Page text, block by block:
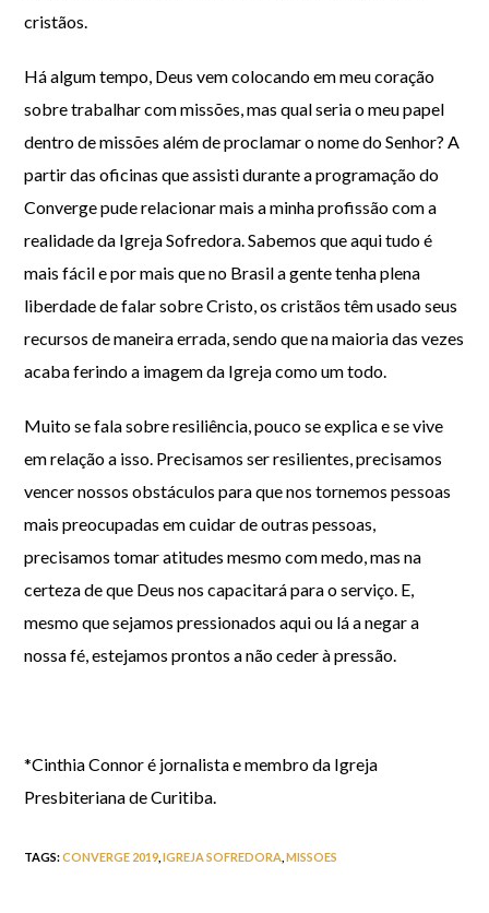
cristãos.
Há algum tempo, Deus vem colocando em meu coração
sobre trabalhar com missões, mas qual seria o meu papel
dentro de missões além de proclamar o nome do Senhor? A
partir das oficinas que assisti durante a programação do
Converge pude relacionar mais a minha profissão com a
realidade da Igreja Sofredora. Sabemos que aqui tudo é
mais fácil e por mais que no Brasil a gente tenha plena
liberdade de falar sobre Cristo, os cristãos têm usado seus
recursos de maneira errada, sendo que na maioria das vezes
acaba ferindo a imagem da Igreja como um todo.
Muito se fala sobre resiliência, pouco se explica e se vive
em relação a isso. Precisamos ser resilientes, precisamos
vencer nossos obstáculos para que nos tornemos pessoas
mais preocupadas em cuidar de outras pessoas,
precisamos tomar atitudes mesmo com medo, mas na
certeza de que Deus nos capacitará para o serviço. E,
mesmo que sejamos pressionados aqui ou lá a negar a
nossa fé, estejamos prontos a não ceder à pressão.
*Cinthia Connor é jornalista e membro da Igreja
Presbiteriana de Curitiba.
TAGS:CONVERGE 2019 IGREJA SOFREDORA MISSOES